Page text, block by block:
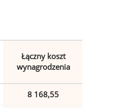
Łączny koszt
wynagrodzenia
8 168,55